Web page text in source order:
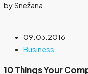
by Snežana
09.03.2016
Business
10 Things Your